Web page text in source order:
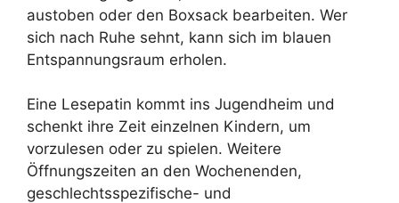
austoben oder den Boxsack bearbeiten. Wer
sich nach Ruhe sehnt, kann sich im blauen
Entspannungsraum erholen.
Eine Lesepatin kommt ins Jugendheim und
schenkt ihre Zeit einzelnen Kindern, um
vorzulesen oder zu spielen. Weitere
Öffnungszeiten an den Wochenenden,
geschlechtsspezifische- und